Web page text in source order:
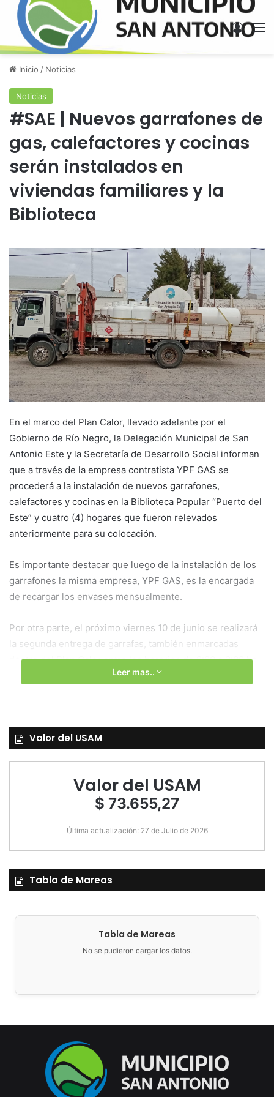
Inicio / Noticias
Noticias
#SAE | Nuevos garrafones de
gas, calefactores y cocinas
serán instalados en
viviendas familiares y la
Biblioteca
En el marco del Plan Calor, llevado adelante por el
Gobierno de Río Negro, la Delegación Municipal de San
Antonio Este y la Secretaría de Desarrollo Social informan
que a través de la empresa contratista YPF GAS se
procederá a la instalación de nuevos garrafones,
calefactores y cocinas en la Biblioteca Popular “Puerto del
Este” y cuatro (4) hogares que fueron relevados
anteriormente para su colocación.
Es importante destacar que luego de la instalación de los
garrafones la misma empresa, YPF GAS, es la encargada
de recargar los envases mensualmente.
Por otra parte, el próximo viernes 10 de junio se realizará
la segunda entrega de garrafas, también enmarcadas
dentro del Plan Calor entre los horarios de 8:00 a 9:00 hs.
Leer mas..
Valor del USAM
Valor del USAM
$ 73.655,27
Última actualización: 27 de Julio de 2026
Tabla de Mareas
Tabla de Mareas
No se pudieron cargar los datos.